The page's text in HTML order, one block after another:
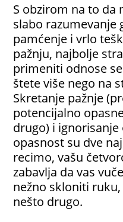
S obzirom na to da
slabo razumevanje
pamćenje i vrlo
pažnju, najbolje
primeniti odnose
štete više nego na
Skretanje pažnje
potencijalno
drugo) i
opasnost su dve
recimo, vašu
zabavlja da vas
nežno skloniti
nešto drugo.